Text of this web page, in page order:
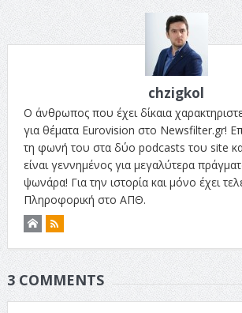
chzigkol
Ο άνθρωπος που έχει δίκαια
για θέματα Eurovision στο Newsfilter.gr!
τη φωνή του στα δύο podcasts του site
είναι γεννημένος για μεγαλύτερα
ψωνάρα! Για την ιστορία και μόνο έχει
Πληροφορική στο ΑΠΘ.
3 COMMENTS